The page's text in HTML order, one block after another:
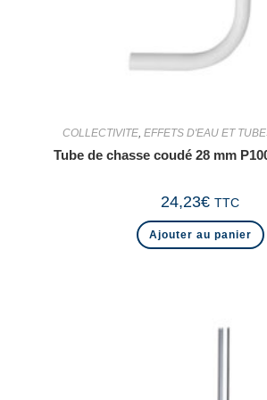
COLLECTIVITE, EFFETS D'EAU ET
Tube de chasse coudé 28 mm
24,23€ TTC
Ajouter au panier